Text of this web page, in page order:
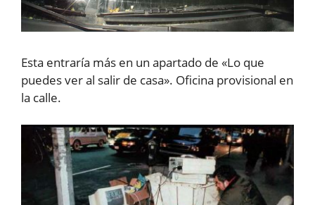
Esta entraría más en un apartado de «Lo que
puedes ver al salir de casa». Oficina provisional en
la calle.